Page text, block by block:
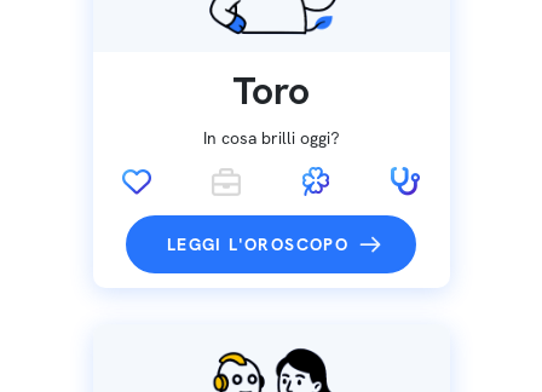
Toro
In cosa brilli oggi?
LEGGI L'OROSCOPO